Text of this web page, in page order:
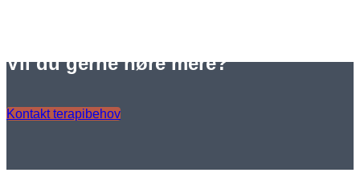
Vil du gerne høre mere?
Kontakt terapibehov